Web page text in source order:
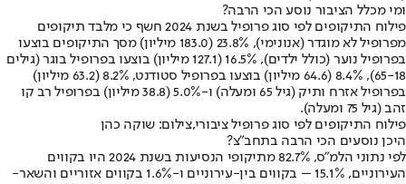
ומי מכלל הציבור נוסע הכי הרבה?
פילוח התיקופים לפי סוג פרופיל בשנת 2024 חשף כי מלבד תיקופים
מפרופיל לא מוגדר (אנונימי), 23.8% (183.0 מיליון) מסך התיקופים בוצעו
בפרופיל נוער (כולל ילדים), 16.5% (127.1 מיליון) בוצעו בפרופיל בוגר (גילים
65-18), 8.4% (64.6 מיליון) בוצעו בפרופיל סטודנט, 8.2% (63.2 מיליון)
בפרופיל אזרח ותיק (גיל 65 ומעלה) ו-5.0% (38.8 מיליון) בפרופיל רב קו
זהב (גיל 75 ומעלה).
פילוח התיקופים לפי סוג פרופיל ציבורי,צילום: שוקה כהן
היכן נוסעים הכי הרבה בתחב״צ?
לפי נתוני הלמ״ס, 82.7% מתיקופי הנסיעות בשנת 2024 היו בקווים
העירוניים, 15.1% – בקווים בין-עירוניים ו-1.6% בקווים אזוריים והשאר-